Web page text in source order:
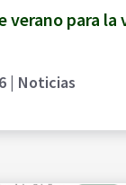
verano para la
| Noticias